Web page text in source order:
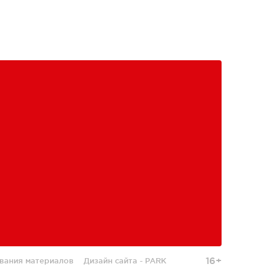
материалов Дизайн сайта - PARK 16+